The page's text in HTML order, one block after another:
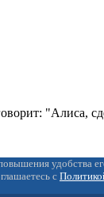
"Алиса,
удобства
с